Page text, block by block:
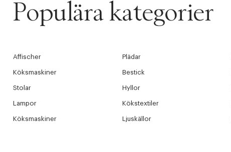
Populära kategorier
Affischer Plädar
Köksmaskiner Bestick
Stolar Hyllor
Lampor Kökstextiler
Köksmaskiner Ljuskällor